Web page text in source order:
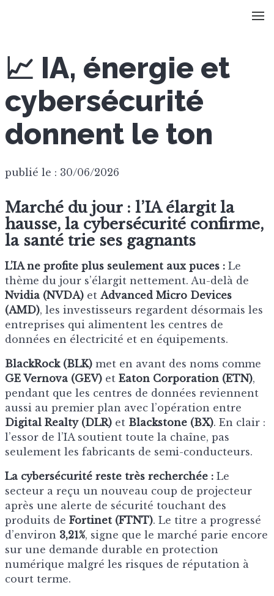
📈 IA, énergie et
cybersécurité
donnent le ton
publié le : 30/06/2026
Marché du jour : l’IA élargit la
hausse, la cybersécurité confirme,
la santé trie ses gagnants
L’IA ne profite plus seulement aux puces : Le
thème du jour s’élargit nettement. Au-delà de
Nvidia (NVDA) et Advanced Micro Devices
(AMD), les investisseurs regardent désormais les
entreprises qui alimentent les centres de
données en électricité et en équipements.
BlackRock (BLK) met en avant des noms comme
GE Vernova (GEV) et Eaton Corporation (ETN),
pendant que les centres de données reviennent
aussi au premier plan avec l’opération entre
Digital Realty (DLR) et Blackstone (BX). En clair :
l’essor de l’IA soutient toute la chaîne, pas
seulement les fabricants de semi-conducteurs.
La cybersécurité reste très recherchée : Le
secteur a reçu un nouveau coup de projecteur
après une alerte de sécurité touchant des
produits de Fortinet (FTNT). Le titre a progressé
d’environ 3,21%, signe que le marché parie encore
sur une demande durable en protection
numérique malgré les risques de réputation à
court terme.